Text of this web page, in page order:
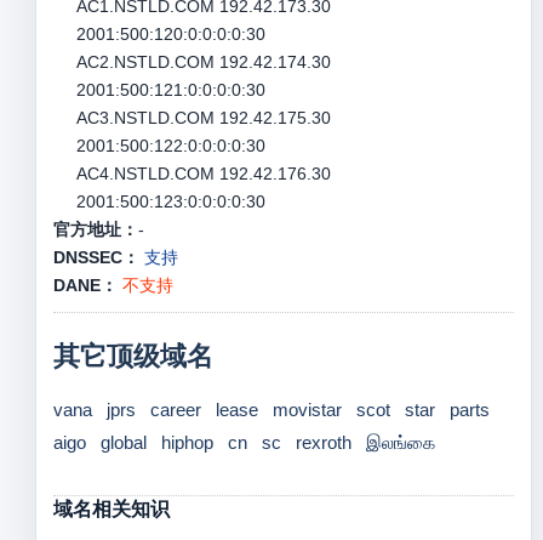
AC1.NSTLD.COM 192.42.173.30
2001:500:120:0:0:0:0:30
AC2.NSTLD.COM 192.42.174.30
2001:500:121:0:0:0:0:30
AC3.NSTLD.COM 192.42.175.30
2001:500:122:0:0:0:0:30
AC4.NSTLD.COM 192.42.176.30
2001:500:123:0:0:0:0:30
官方地址： -
DNSSEC： 支持
DANE： 不支持
其它顶级域名
vana jprs career lease movistar scot star
parts
aigo
global hiphop cn sc rexroth இலங்கை
域名相关知识